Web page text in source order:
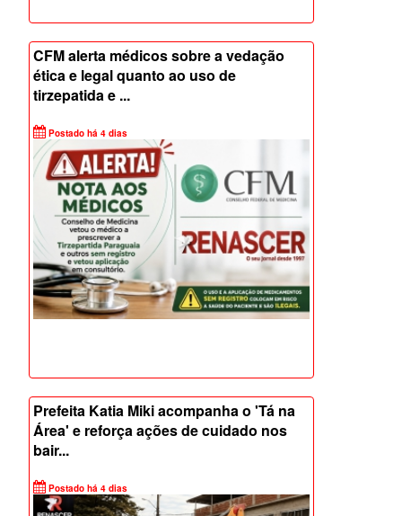
CFM alerta médicos sobre a vedação
ética e legal quanto ao uso de
Postado há 4 dias
Prefeita Katia Miki acompanha o 'Tá na
Área' e reforça ações de cuidado nos
Postado há 4 dias